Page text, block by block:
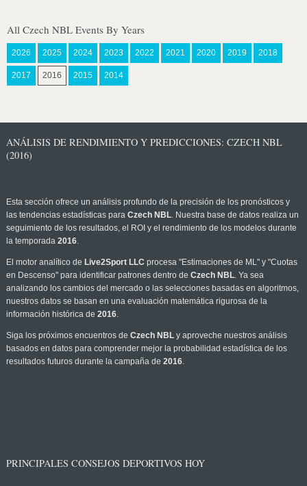
All Czech NBL Events By Years
2026 2025 2024 2023 2022 2021 2020 2019 2018
2017 2016 2015 2014
ANÁLISIS DE RENDIMIENTO Y PREDICCIONES: CZECH NBL
(2016)
Esta sección ofrece un análisis profundo de la precisión de los pronósticos y
las tendencias estadísticas para Czech NBL. Nuestra base de datos realiza un
seguimiento de los resultados, el ROI y el rendimiento de los modelos durante
la temporada 2016.
El motor analítico de Live2Sport LLC procesa "Estimaciones de ML" y "Cuotas
en Descenso" para identificar patrones dentro de Czech NBL. Ya sea
analizando los cambios del mercado o las selecciones basadas en algoritmos,
nuestros datos se basan en una evaluación matemática rigurosa de la
información histórica de 2016.
Siga los próximos encuentros de Czech NBLy aproveche nuestros análisis
basados en datos para comprender mejor la probabilidad estadística de los
resultados futuros durante la campaña de 2016.
PRINCIPALES CONSEJOS DEPORTIVOS HOY